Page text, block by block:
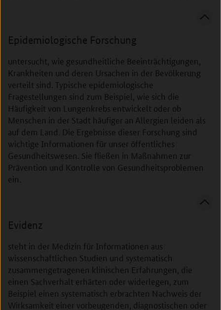
Epidemiologische Forschung
untersucht, wie gesundheitliche Beeinträchtigungen,
Krankheiten und deren Ursachen in der Bevölkerung
verteilt sind. Typische epidemiologische
Fragestellungen sind zum Beispiel, wie sich die
Häufigkeit von Lungenkrebs entwickelt oder ob
Menschen in der Stadt häufiger an Allergien leiden als
auf dem Land. Die Ergebnisse dieser Forschung sind
wichtige Informationen für unser öffentliches
Gesundheitswesen. Sie fließen in Maßnahmen zur
Prävention und Kontrolle von Gesundheitsproblemen
ein.
Evidenz
steht in der Medizin für Informationen aus
wissenschaftlichen Studien und systematisch
zusammengetragenen klinischen Erfahrungen, die
einen Sachverhalt erhärten oder widerlegen, zum
Beispiel einen systematisch erbrachten Nachweis der
Wirksamkeit einer vorbeugenden, diagnostischen oder